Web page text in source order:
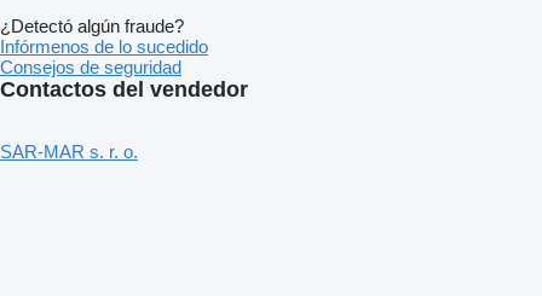
¿Detectó algún fraude?
Infórmenos de lo sucedido
Consejos de seguridad
Contactos del vendedor
SAR-MAR s. r. o.